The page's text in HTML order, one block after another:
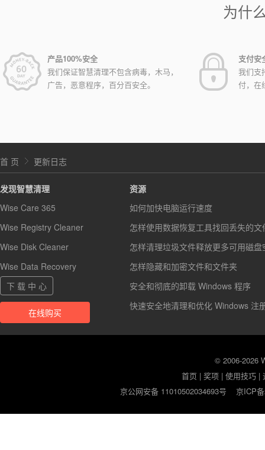
为什
产品100%安全
我们保证智慧清理不包含病毒，木马，
广告，恶意程序，百分百安全。
支付安
我们支
付，在
首 页 更新日志
发现智慧清理
Wise Care 365
Wise Registry Cleaner
Wise Disk Cleaner
Wise Data Recovery
下 载 中 心
在线购买
资源
如何加快电脑运行速度
怎样使用数据恢复工具找回丢失的文
怎样清理垃圾文件释放更多可用磁盘
怎样隐藏和加密文件和文件夹
安全和彻底的卸载 Windows 程序
快速安全地清理和优化 Windows 注
© 2006-2026
首页 |奖项 |使用技巧 |
京公网安备 11010502034693号
京ICP